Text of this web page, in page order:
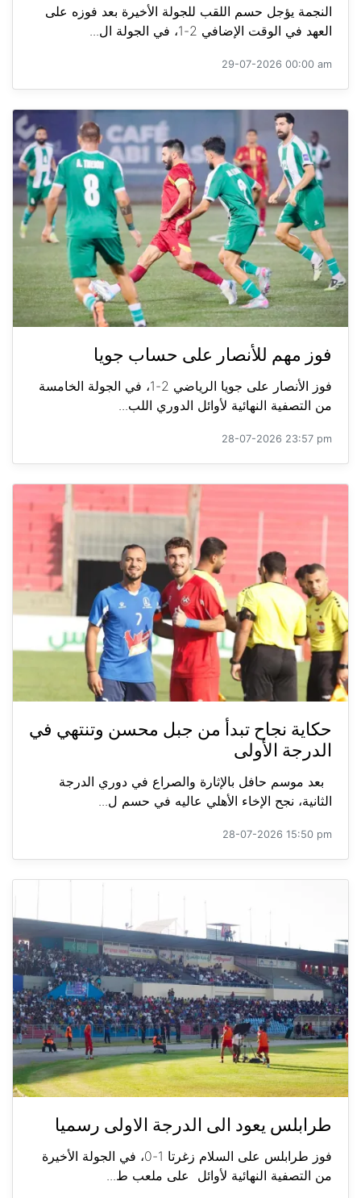
النجمة يؤجل حسم اللقب للجولة الأخيرة بعد فوزه على
العهد في الوقت الإضافي 2-1، في الجولة ال...
29-07-2026 00:00 am
فوز مهم للأنصار على حساب جويا
فوز الأنصار على جويا الرياضي 2-1، في الجولة الخامسة
من التصفية النهائية لأوائل الدوري اللب...
28-07-2026 23:57 pm
حكاية نجاح تبدأ من جبل محسن وتنتهي في
الدرجة الأولى
بعد موسم حافل بالإثارة والصراع في دوري الدرجة
الثانية، نجح الإخاء الأهلي عاليه في حسم ل...
28-07-2026 15:50 pm
طرابلس يعود الى الدرجة الاولى رسميا
فوز طرابلس على السلام زغرتا 1-0، في الجولة الأخيرة
من التصفية النهائية لأوائل على ملعب ط...